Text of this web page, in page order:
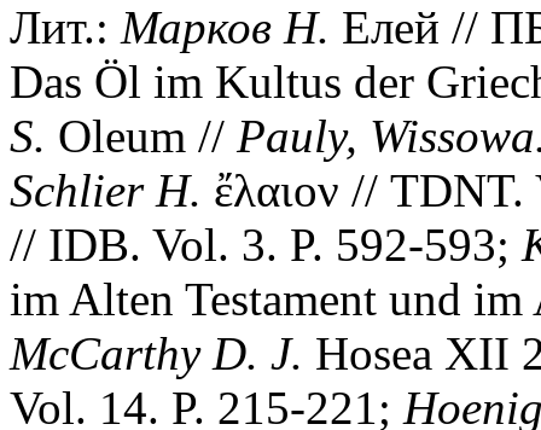
Лит.: Марков Н. Елей //
Das Öl im Kultus der
S. Oleum // Pauly,
Schlier H. ἔλαιον //
// IDB. Vol. 3. P. 592-593;
im Alten Testament und
McCarthy D. J. Hosea XII
Vol. 14. P. 215-221;